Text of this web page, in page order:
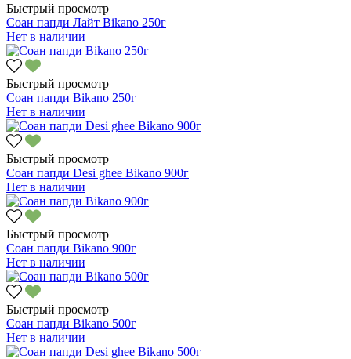
Быстрый просмотр
Соан папди Лайт Bikano 250г
Нет в наличии
Быстрый просмотр
Соан папди Bikano 250г
Нет в наличии
Быстрый просмотр
Соан папди Desi ghee Bikano 900г
Нет в наличии
Быстрый просмотр
Соан папди Bikano 900г
Нет в наличии
Быстрый просмотр
Соан папди Bikano 500г
Нет в наличии